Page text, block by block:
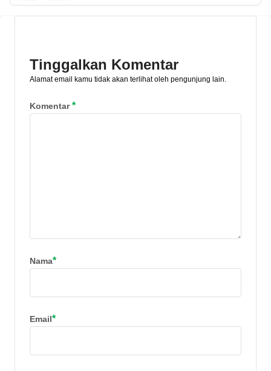
sahabat dan meningkatkan semangat
Tinggalkan Komentar
Alamat email kamu tidak akan terlihat oleh pengunjung lain.
Komentar*
Nama*
Email*